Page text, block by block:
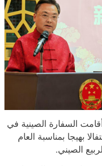
2025 (شينخوا) أقامت السفارة الصينية في
بهيجا بمناسبة العام
الصيني.